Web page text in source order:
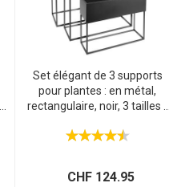
Set élégant de 3 supports
pour plantes : en métal,
rectangulaire, noir, 3 tailles -
de fleurs pour le jardin, le
CHF 124.95